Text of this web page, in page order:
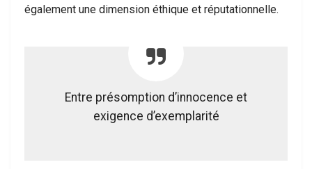
également une dimension éthique et réputationnelle.
Entre présomption d’innocence et
exigence d’exemplarité